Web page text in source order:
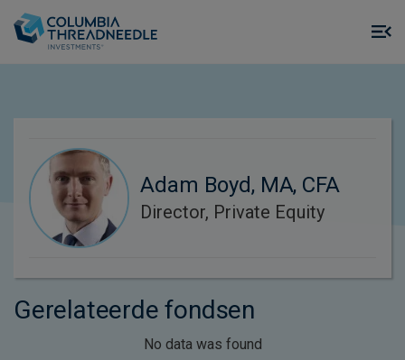
Adam Boyd, MA, CFA
Director, Private Equity
Gerelateerde fondsen
No data was found